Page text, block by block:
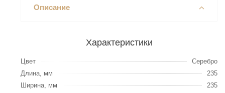
Описание
Характеристики
Цвет
Серебро
Длина, мм
235
Ширина, мм
235